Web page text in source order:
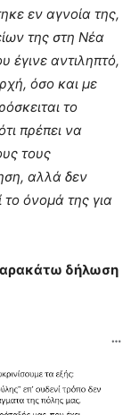
εν αγνοία της,
της στη Νέα
έγινε αντιληπτό,
όσο και με
το
πρέπει να
τους
αλλά δεν
το όνομά της για
δήλωση